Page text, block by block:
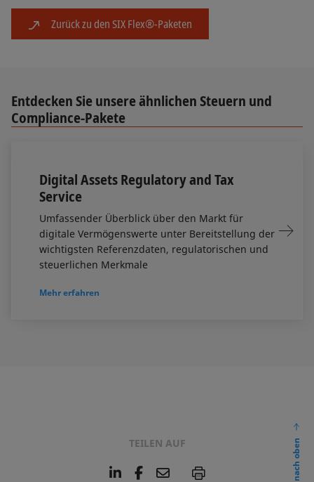
Zurück zu den SIX Flex®-Paketen
Entdecken Sie unsere ähnlichen Steuern und
Compliance-Pakete
Digital Assets Regulatory and Tax
Service
Umfassender Überblick über den Markt für
digitale Vermögenswerte unter Bereitstellung der
wichtigsten Referenzdaten, regulatorischen und
steuerlichen Merkmale
Mehr erfahren
TEILEN AUF
L
F
E
P
nach oben